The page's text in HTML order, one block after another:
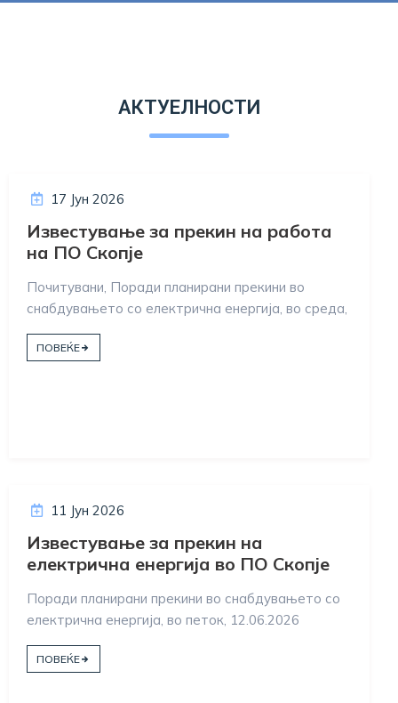
АКТУЕЛНОСТИ
17 Јун 2026
Известување за прекин на работа
на ПО Скопје
Почитувани, Поради планирани прекини во
снабдувањето со електрична енергија, во среда,
ПОВЕЌЕ
11 Јун 2026
Известување за прекин на
електрична енергија во ПО Скопје
Поради планирани прекини во снабдувањето со
електрична енергија, во петок, 12.06.2026
ПОВЕЌЕ